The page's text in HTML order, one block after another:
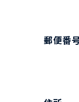
郵便番